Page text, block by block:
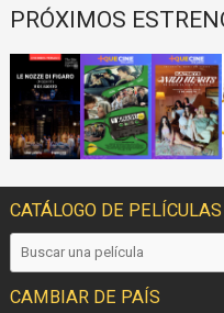
PRÓXIMOS
CATÁLOGO DE PELÍCULAS
CAMBIAR DE PAÍS